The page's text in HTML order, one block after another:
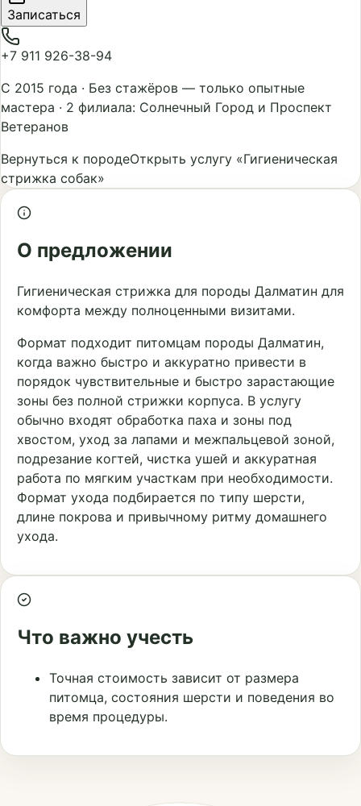
Записаться
+7 911 926-38-94
С 2015 года · Без стажёров — только опытные
мастера · 2 филиала: Солнечный Город и Проспект
Ветеранов
Вернуться к породеОткрыть услугу «Гигиеническая
стрижка собак»
О предложении
Гигиеническая стрижка для породы Далматин для
комфорта между полноценными визитами.
Формат подходит питомцам породы Далматин,
когда важно быстро и аккуратно привести в
порядок чувствительные и быстро зарастающие
зоны без полной стрижки корпуса. В услугу
обычно входят обработка паха и зоны под
хвостом, уход за лапами и межпальцевой зоной,
подрезание когтей, чистка ушей и аккуратная
работа по мягким участкам при необходимости.
Формат ухода подбирается по типу шерсти,
длине покрова и привычному ритму домашнего
ухода.
Что важно учесть
Точная стоимость зависит от размера
питомца, состояния шерсти и поведения во
время процедуры.